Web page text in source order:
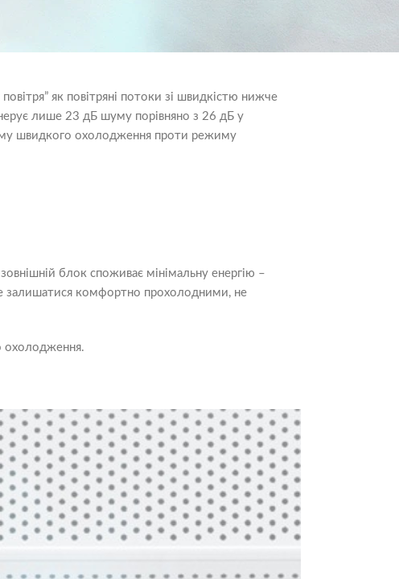
як повітряні потоки зі швидкістю нижче
лише 23 дБ шуму порівняно з 26 дБ у
швидкого охолодження проти режиму
блок споживає мінімальну енергію –
залишатися комфортно прохолодними, не
охолодження.